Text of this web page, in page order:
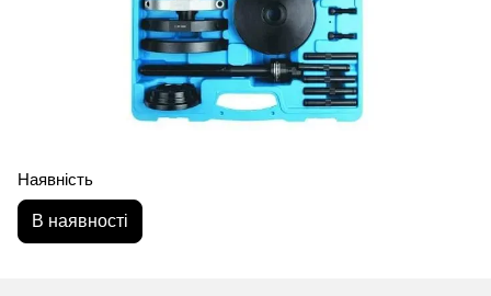
Наявність
В наявності